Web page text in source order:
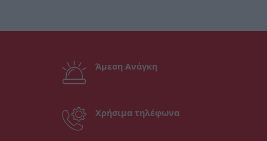
Άμεση Ανάγκη
Χρήσιμα τηλέφωνα